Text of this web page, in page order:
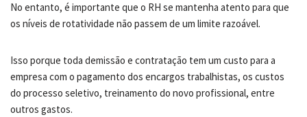
No entanto, é importante que o RH se mantenha atento para que
os níveis de rotatividade não passem de um limite razoável.
Isso porque toda demissão e contratação tem um custo para a
empresa com o pagamento dos encargos trabalhistas, os custos
do processo seletivo, treinamento do novo profissional, entre
outros gastos.